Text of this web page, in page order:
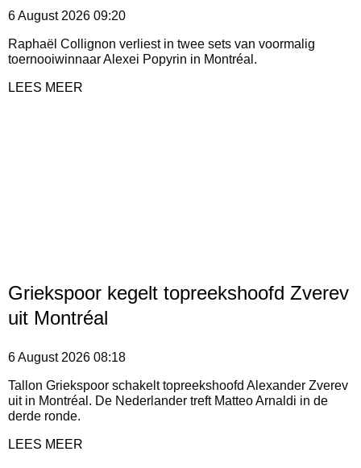
6 August 2026 09:20
Raphaël Collignon verliest in twee sets van voormalig
toernooiwinnaar Alexei Popyrin in Montréal.
LEES MEER
Griekspoor kegelt topreekshoofd Zverev
uit Montréal
6 August 2026 08:18
Tallon Griekspoor schakelt topreekshoofd Alexander Zverev
uit in Montréal. De Nederlander treft Matteo Arnaldi in de
derde ronde.
LEES MEER